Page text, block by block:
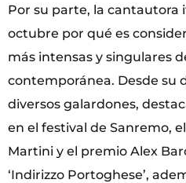
Por su parte, la cantautora
octubre por qué es
más intensas y singulares
contemporánea. Desde su
diversos galardones,
en el festival de Sanremo,
Martini y el premio Alex
‘Indirizzo Portoghese’,